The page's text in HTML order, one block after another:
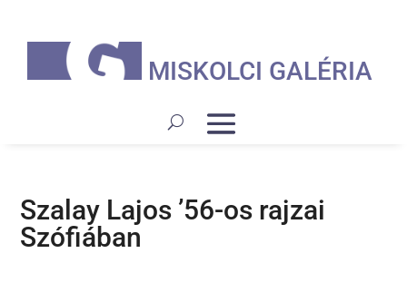
MISKOLCI GALÉRIA
Szalay Lajos ’56-os rajzai
Szófiában